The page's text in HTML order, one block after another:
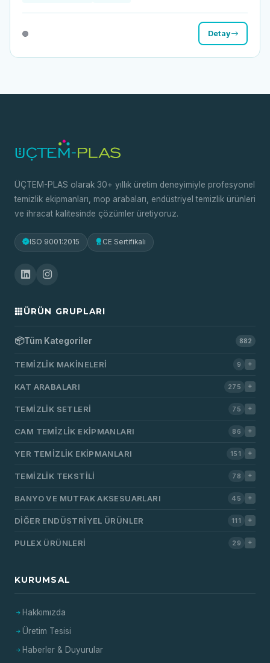
Detay
ÜÇTEM-PLAS olarak 30+ yıllık üretim deneyimiyle profesyonel
temizlik ekipmanları, mop arabaları, endüstriyel temizlik ürünleri
ve ihracat kalitesinde çözümler üretiyoruz.
ISO 9001:2015 CE Sertifikalı
ÜRÜN GRUPLARI
📦Tüm Kategoriler 882
TEMIZLIK MAKINELERI 9
KAT ARABALARI 275
TEMIZLIK SETLERI 75
CAM TEMIZLIK EKIPMANLARI 86
YER TEMIZLIK EKIPMANLARI 151
TEMIZLIK TEKSTILI 78
BANYO VE MUTFAK AKSESUARLARI 45
DIĞER ENDÜSTRIYEL ÜRÜNLER 111
PULEX ÜRÜNLERI 29
KURUMSAL
Hakkımızda
Üretim Tesisi
Haberler & Duyurular